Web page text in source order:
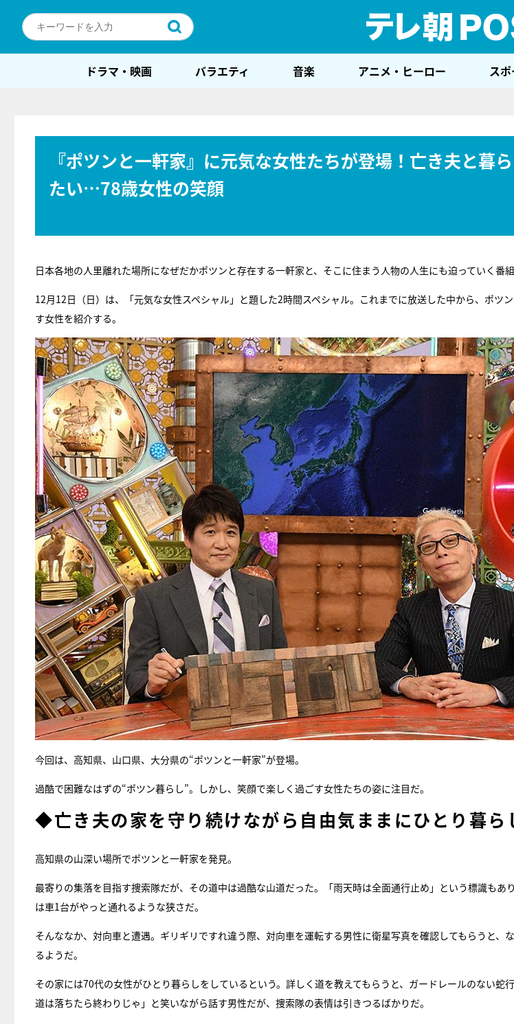
ドラマ・映画 バラエティ 音楽 アニメ・ヒーロー ス
『ポツンと一軒家』に元気な女性たちが登場！亡き夫と暮
たい…78歳女性の笑顔
日本各地の人里離れた場所になぜだかポツンと存在する一軒家と、そこに住まう人物の人生にも迫っていく番
12月12日（日）は、「元気な女性スペシャル」と題した2時間スペシャル。これまでに放送した中から、ポツ
す女性を紹介する。
今回は、高知県、山口県、大分県の“ポツンと一軒家”が登場。
過酷で困難なはずの“ポツン暮らし”。しかし、笑顔で楽しく過ごす女性たちの姿に注目だ。
◆亡き夫の家を守り続けながら自由気ままにひとり暮ら
高知県の山深い場所でポツンと一軒家を発見。
最寄りの集落を目指す捜索隊だが、その道中は過酷な山道だった。「雨天時は全面通行止め」という標識もあ
は車1台がやっと通れるような狭さだ。
そんななか、対向車と遭遇。ギリギリですれ違う際、対向車を運転する男性に衛星写真を確認してもらうと、
るようだ。
その家には70代の女性がひとり暮らしをしているという。詳しく道を教えてもらうと、ガードレールのない蛇
道は落ちたら終わりじゃ」と笑いながら話す男性だが、捜索隊の表情は引きつるばかりだ。
『
E
ビ